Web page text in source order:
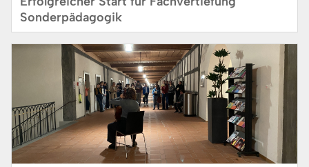
Sonderpädagogik